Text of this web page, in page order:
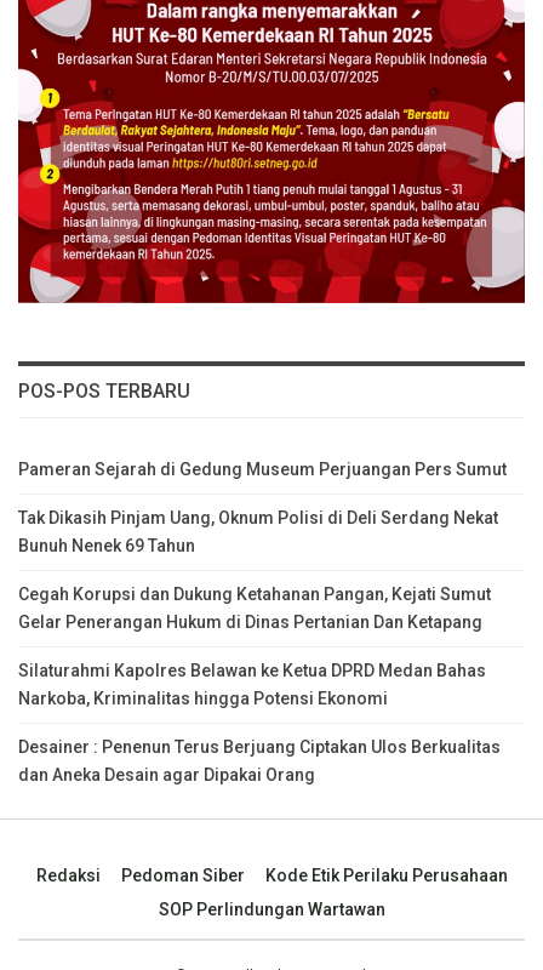
POS-POS TERBARU
Pameran Sejarah di Gedung Museum Perjuangan Pers Sumut
Tak Dikasih Pinjam Uang, Oknum Polisi di Deli Serdang Nekat
Bunuh Nenek 69 Tahun
Cegah Korupsi dan Dukung Ketahanan Pangan, Kejati Sumut
Gelar Penerangan Hukum di Dinas Pertanian Dan Ketapang
Silaturahmi Kapolres Belawan ke Ketua DPRD Medan Bahas
Narkoba, Kriminalitas hingga Potensi Ekonomi
Desainer : Penenun Terus Berjuang Ciptakan Ulos Berkualitas
dan Aneka Desain agar Dipakai Orang
Redaksi Pedoman Siber
Kode Etik Perilaku Perusahaan
SOP Perlindungan Wartawan